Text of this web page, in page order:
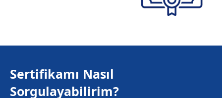
Sertifikamı Nasıl
Sorgulayabilirim?